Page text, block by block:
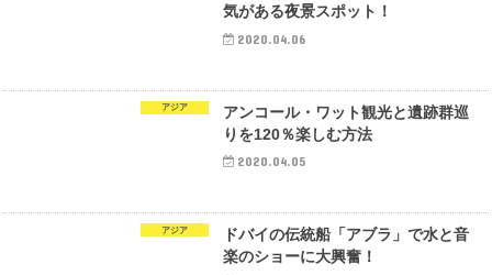
気がある夜景スポット！
2020.04.06
アジア
アンコール・ワット観光と遺跡群巡
りを120％楽しむ方法
2020.04.05
アジア
ドバイの伝統船「アブラ」で水と音
楽のショーに大興奮！